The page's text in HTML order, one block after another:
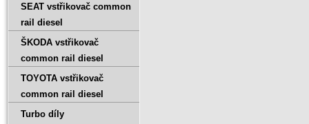
SEAT vstřikovač common
rail diesel
ŠKODA vstřikovač
common rail diesel
TOYOTA vstřikovač
common rail diesel
Turbo díly